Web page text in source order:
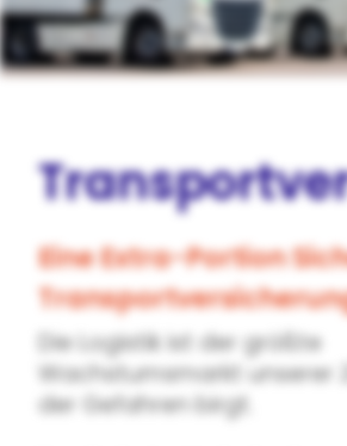
Eine Extra-Portion
Die Logistik ist der größte
Wachstumsmarkt unserer
der Gefahren birgt.